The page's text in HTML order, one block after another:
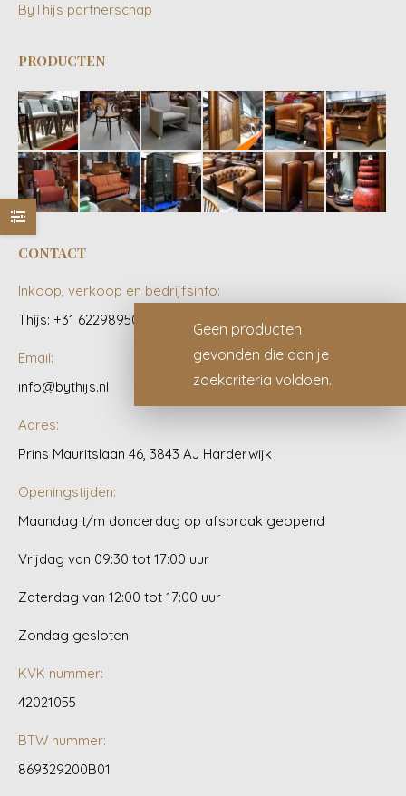
Geen producten
gevonden die aan je
zoekcriteria voldoen.
ByThijs partnerschap
PRODUCTEN
CONTACT
Inkoop, verkoop en bedrijfsinfo:
Thijs: +31 622989501
Email:
info@bythijs.nl
Adres:
Prins Mauritslaan 46, 3843 AJ Harderwijk
Openingstijden:
Maandag t/m donderdag op afspraak geopend
Vrijdag van 09:30 tot 17:00 uur
Zaterdag van 12:00 tot 17:00 uur
Zondag gesloten
KVK nummer:
42021055
BTW nummer:
869329200B01